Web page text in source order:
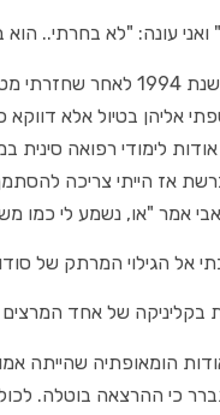
עונה: "לא בחרתי.. הוא
את דרכי המקצועית התחלתי
לימודי רפואה
אז הייתי צריכה
אבי אמר "או, נשמע לי
אל הגילוי המרתק של
בקליניקה של אחד
הומאופתיה שהייתה
כי ההרצאה בוטלה.